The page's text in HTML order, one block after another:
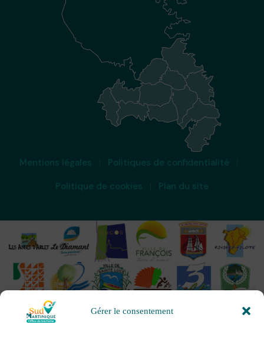
Gérer le consentement
Mentions légales
Politiques de confidentialité
Politique de cookies
Plan du site